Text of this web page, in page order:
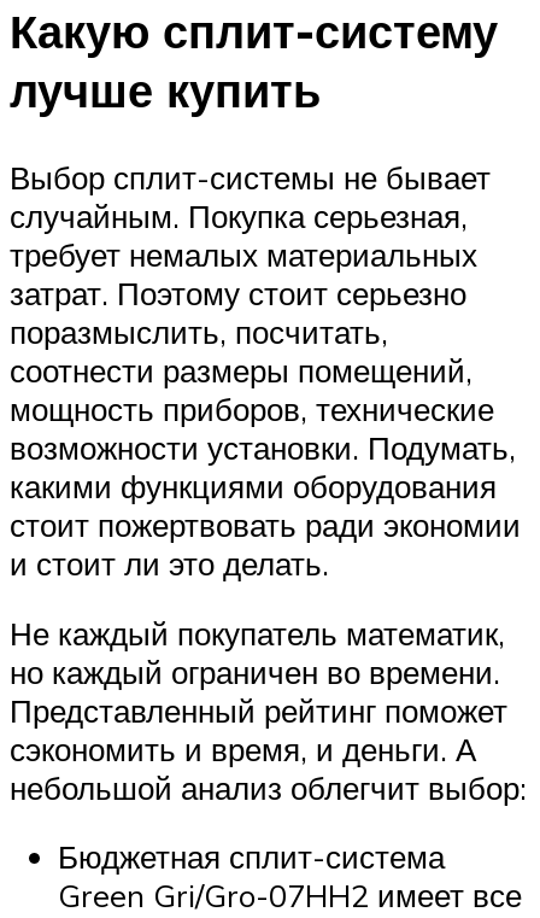
Какую сплит-систему
лучше купить
Выбор сплит-системы не бывает
случайным. Покупка серьезная,
требует немалых материальных
затрат. Поэтому стоит серьезно
поразмыслить, посчитать,
соотнести размеры помещений,
мощность приборов, технические
возможности установки. Подумать,
какими функциями оборудования
стоит пожертвовать ради экономии
и стоит ли это делать.
Не каждый покупатель математик,
но каждый ограничен во времени.
Представленный рейтинг поможет
сэкономить и время, и деньги. А
небольшой анализ облегчит выбор:
Бюджетная сплит-система
Green Gri/Gro-07HH2 имеет все